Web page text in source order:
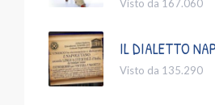
Visto da 167.060
IL DIALETTO
Visto da 135.290